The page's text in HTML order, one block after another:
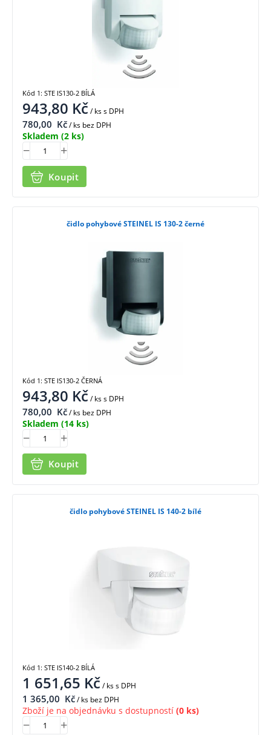
943,80 Kč/ kss DPH
780,00 Kč/ ks bez DPH
Skladem (2 ks)
Koupit
Kód 1: STE IS130-2 BÍLÁ
čidlo pohybové STEINEL IS 130-2 černé
943,80 Kč/ kss DPH
780,00 Kč/ ks bez DPH
Skladem (14 ks)
Koupit
Kód 1: STE IS130-2 ČERNÁ
čidlo pohybové STEINEL IS 140-2 bílé
1 651,65 Kč/ kss DPH
1 365,00 Kč/ ks bez DPH
Zboží je na objednávku s dostupností (0 ks)
Kód 1: STE IS140-2 BÍLÁ